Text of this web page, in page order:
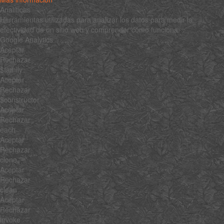
Analíticas
Herramientas utilizadas para analizar los datos para medir la
efectividad de un sitio web y comprender cómo funciona.
Google Analytics
Aceptar
Rechazar
$family
Aceptar
Rechazar
$constructor
Aceptar
Rechazar
each
Aceptar
Rechazar
clone
Aceptar
Rechazar
clean
Aceptar
Rechazar
invoke